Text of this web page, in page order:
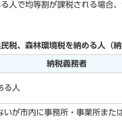
人で均等割が課税される場合
税、森林環境税を納める人（納
納税義務者
る人
いが市内に事務所・事業所また